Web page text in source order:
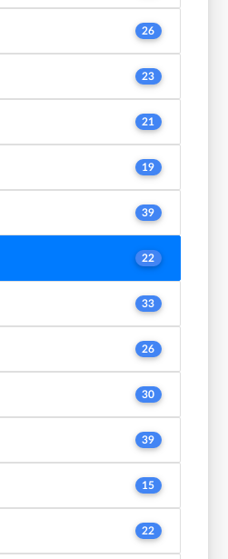
26
23
21
19
39
22
33
26
30
39
15
22